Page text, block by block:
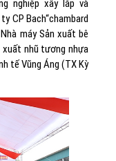
nghiệp xây lắp và
CP Bach“chambard
máy Sản xuất bê
xuất nhũ tương nhựa
tế Vũng Áng (TX Kỳ